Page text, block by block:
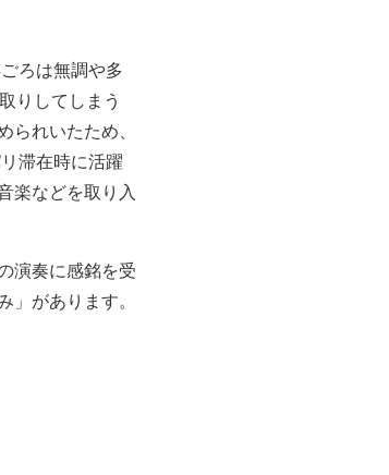
ろは無調や多
りしてしまう
れいたため、
滞在時に活躍
楽などを取り入
演奏に感銘を受
があります。